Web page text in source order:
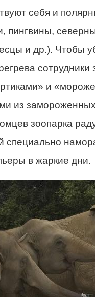
себя и
пингвины,
и др.). Чтобы
сотрудники
и
из
зоопарка
специально
в жаркие дни.